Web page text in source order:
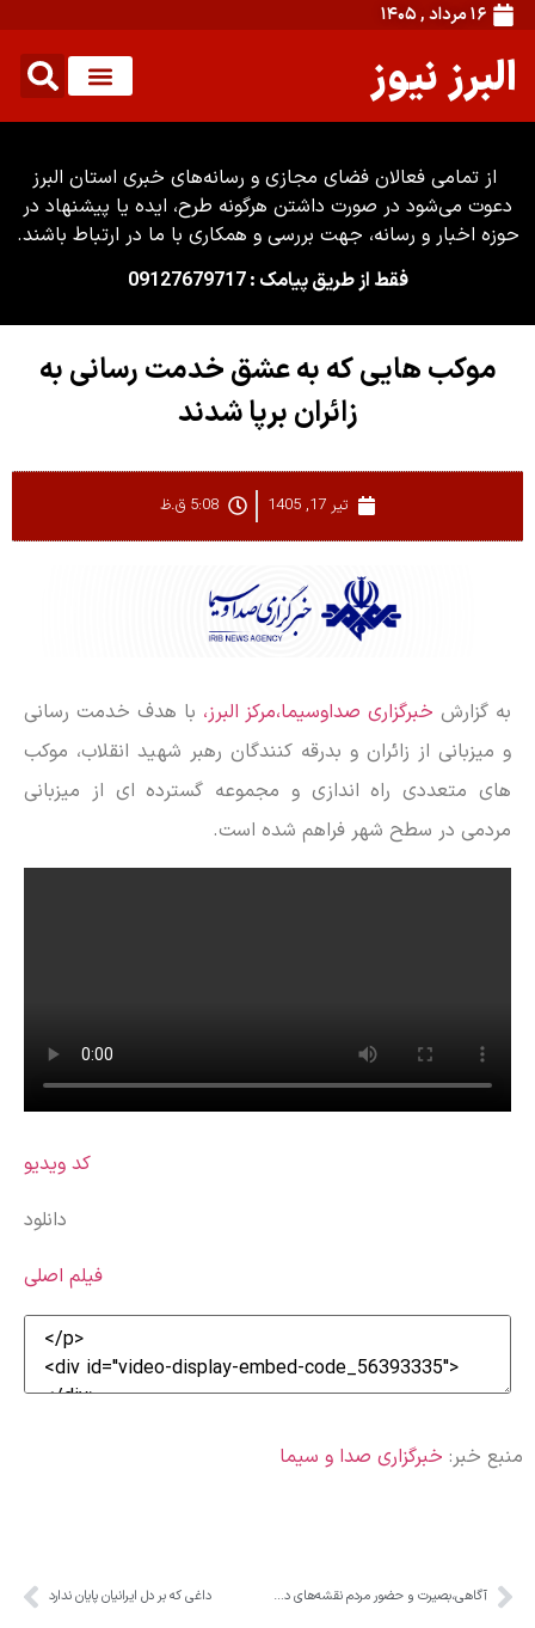
۱۶ مرداد , ۱۴۰۵
البرز نیوز
از تمامی فعالان فضای مجازی و رسانه‌های خبری استان البرز
دعوت می‌شود در صورت داشتن هرگونه طرح، ایده یا پیشنهاد در
حوزه اخبار و رسانه، جهت بررسی و همکاری با ما در ارتباط باشند.
فقط از طریق پیامک : 09127679717
موکب هایی که به عشق خدمت رسانی به
زائران برپا شدند
تیر 17, 1405 5:08 ق.ظ
به گزارش خبرگزاری صداوسیما،مرکز البرز، با هدف خدمت رسانی
و میزبانی از زائران و بدرقه ‌کنندگان رهبر شهید انقلاب، موکب
های متعددی راه اندازی و مجموعه گسترده ای از میزبانی
مردمی در سطح شهر فراهم شده است.
کد ویدیو
دانلود
فیلم اصلی
منبع خبر: خبرگزاری صدا و سیما
آگاهی،بصیرت و حضور مردم نقشه‌های دشمن را خنثی می‌کند داغی که بر دل ایرانیان پایان ندارد